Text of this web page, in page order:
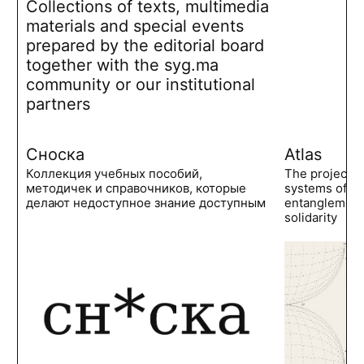
Collections of texts, multimedia
materials and special events
prepared by the editorial board
together with the syg.ma
community or our institutional
partners
Сноска
Коллекция учебных пособий,
методичек и справочников, которые
делают недоступное знание доступным
Atlas
The project
systems of
solidarity